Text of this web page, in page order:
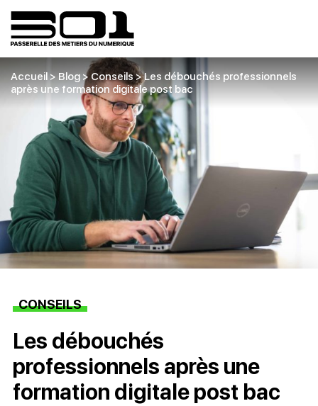
Accueil>Blog> Conseils>Les débouchés professionnels
après une formation digitale post bac
CONSEILS
Les débouchés
professionnels après une
formation digitale post bac